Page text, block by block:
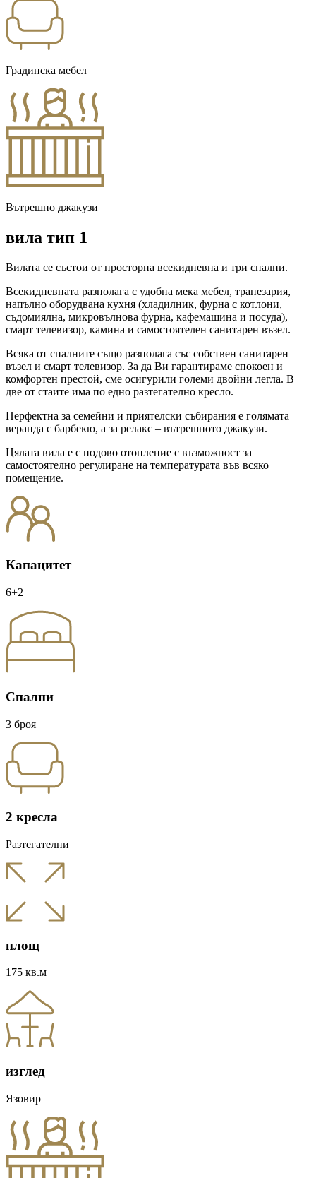
Градинска мебел
Вътрешно джакузи
вила тип 1
Вилата се състои от просторна всекидневна и три спални.
Всекидневната разполага с удобна мека мебел, трапезария,
напълно оборудвана кухня (хладилник, фурна с котлони,
съдомиялна, микровълнова фурна, кафемашина и посуда),
смарт телевизор, камина и самостоятелен санитарен възел.
Всяка от спалните също разполага със собствен санитарен
възел и смарт телевизор. За да Ви гарантираме спокоен и
комфортен престой, сме осигурили големи двойни легла. В
две от стаите има по едно разтегателно кресло.
Перфектна за семейни и приятелски събирания е голямата
веранда с барбекю, а за релакс – вътрешното джакузи.
Цялата вила е с подово отопление с възможност за
самостоятелно регулиране на температурата във всяко
помещение.
Капацитет
6+2
Спални
3 броя
2 кресла
Разтегателни
площ
175 кв.м
изглед
Язовир